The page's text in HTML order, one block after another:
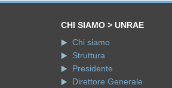
CHI SIAMO > UNRAE
Chi siamo
Struttura
Presidente
Direttore Generale